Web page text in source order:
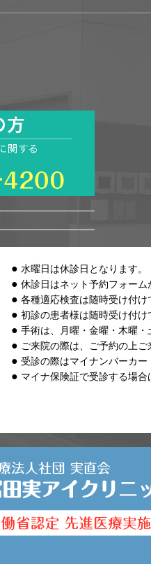
水曜日は休診日となります。
休診日はネット予約フォーム
各種適応検査は随時受け付け
初診の患者様は随時受け付け
手術は、月曜・金曜・木曜・
ご来院の際は、ご予約の上ご
受診の際はマイナンバーカー
マイナ保険証で受診する場合